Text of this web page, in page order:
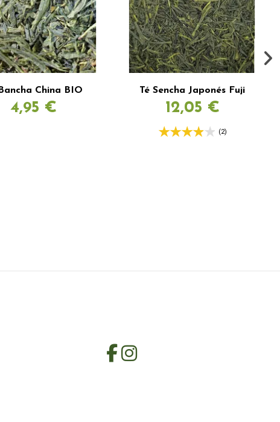
China BIO
4,95 €
Té Sencha Japonés Fuji
12,05 €
(2)